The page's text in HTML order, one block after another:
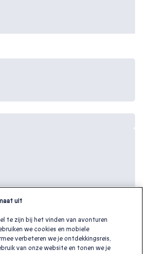
uit
te zijn bij het vinden van avonturen
we cookies en mobiele
verbeteren we je ontdekkingsreis,
van onze website en tonen we je